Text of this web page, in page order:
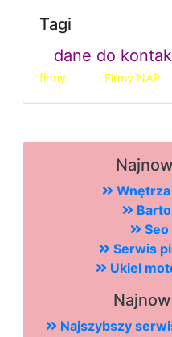
Tagi
dane do
firmy
Firmy NAP
Wnętrza
Serwis
Ukiel
Najszybszy